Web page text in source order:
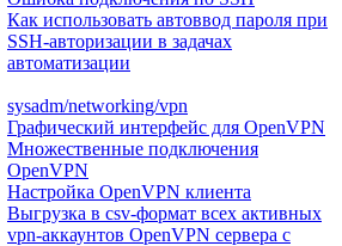
Как использовать автоввод пароля при
SSH-авторизации в задачах
автоматизации
sysadm/networking/vpn
Графический интерфейс для OpenVPN
Множественные подключения
OpenVPN
Настройка OpenVPN клиента
Выгрузка в csv-формат всех активных
vpn-аккаунтов OpenVPN сервера с